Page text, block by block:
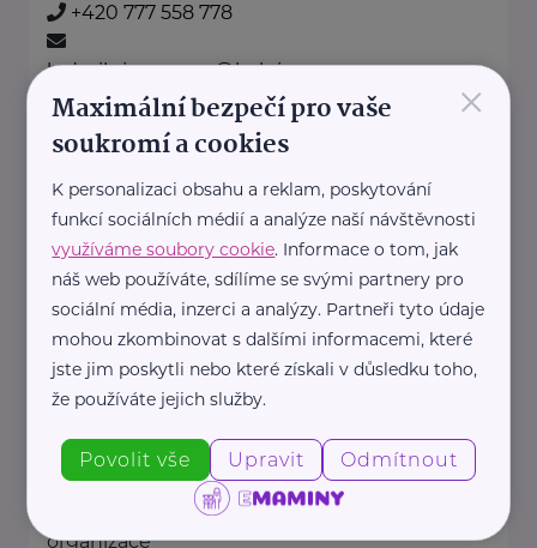
+420 777 558 778
ludmila.janzurova@kolpingsmecno.cz
Ministerstvo práce a sociálních věcí ČR
Na Poříčním právu 1/376 Praha 2
https://www.mpsv.cz/
+420 950 191 111
posta@mpsv.cz
Nadační fond pro předčasně
narozené děti
Nadační fond pro předčasně
narozené děti je nezisková
organizace
×
Maximální bezpečí pro vaše
soukromí a cookies
K personalizaci obsahu a reklam, poskytování
funkcí sociálních médií a analýze naší návštěvnosti
využíváme soubory cookie. Informace o tom, jak
náš web používáte, sdílíme se svými partnery pro
sociální média, inzerci a analýzy. Partneři tyto údaje
mohou zkombinovat s dalšími informacemi, které
jste jim poskytli nebo které získali v důsledku toho,
že používáte jejich služby.
Povolit vše Upravit Odmítnout